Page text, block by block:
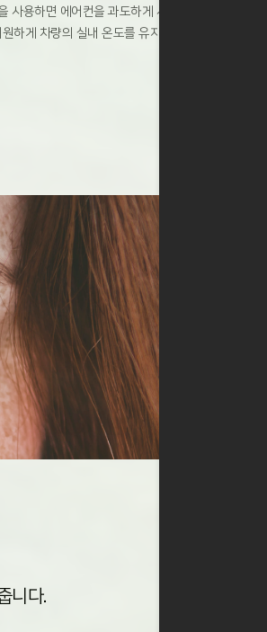
용하면 에어컨을 과도하게 사용하지 않
하게 차량의 실내 온도를 유지할 수 있습
니다.